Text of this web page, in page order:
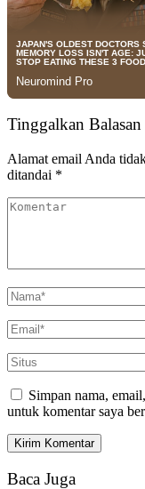
Tinggalkan Balasan
Alamat email Anda
ditandai *
Simpan nama,
untuk komentar saya
Baca Juga